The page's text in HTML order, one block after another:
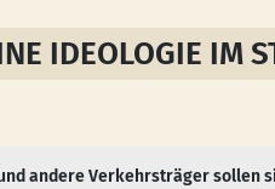
IDEOLOGIE IM
andere Verkehrsträger sollen